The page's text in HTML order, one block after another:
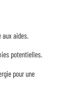
aides.
potentielles.
pour une